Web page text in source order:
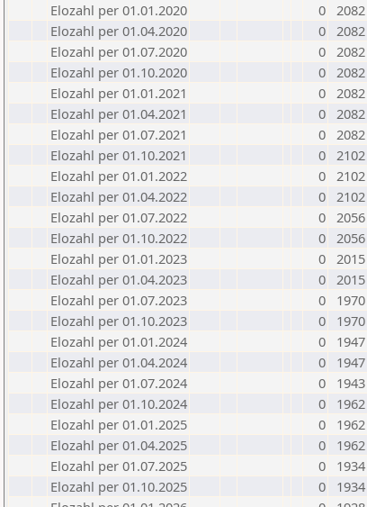
Elozahl per 01.01.2020
0 2082
Elozahl per 01.04.2020
0 2082
Elozahl per 01.07.2020
0 2082
Elozahl per 01.10.2020
0 2082
Elozahl per 01.01.2021
0 2082
Elozahl per 01.04.2021
0 2082
Elozahl per 01.07.2021
0 2082
Elozahl per 01.10.2021
0 2102
Elozahl per 01.01.2022
0 2102
Elozahl per 01.04.2022
0 2102
Elozahl per 01.07.2022
0 2056
Elozahl per 01.10.2022
0 2056
Elozahl per 01.01.2023
0 2015
Elozahl per 01.04.2023
0 2015
Elozahl per 01.07.2023
0
1970
Elozahl per 01.10.2023
0
1970
Elozahl per 01.01.2024
0
1947
Elozahl per 01.04.2024
0
1947
Elozahl per 01.07.2024
0
1943
Elozahl per 01.10.2024
0
1962
Elozahl per 01.01.2025
0
1962
Elozahl per 01.04.2025
0
1962
Elozahl per 01.07.2025
0
1934
Elozahl per 01.10.2025
0
1934